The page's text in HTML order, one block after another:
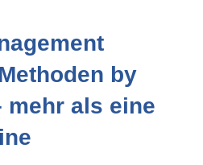
by
mehr als eine